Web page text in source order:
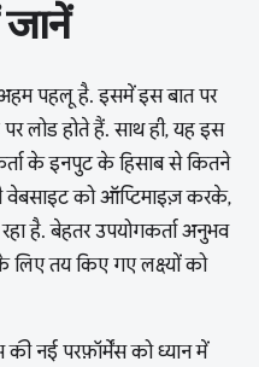
जानें
पहलू है. इसमें इस बात पर
लोड होते हैं. साथ ही, यह इस
के इनपुट के हिसाब से कितने
वेबसाइट को ऑप्टिमाइज़ करके,
है. बेहतर उपयोगकर्ता अनुभव
तय किए गए लक्ष्यों को
नई परफ़ॉर्मेंस को ध्यान में